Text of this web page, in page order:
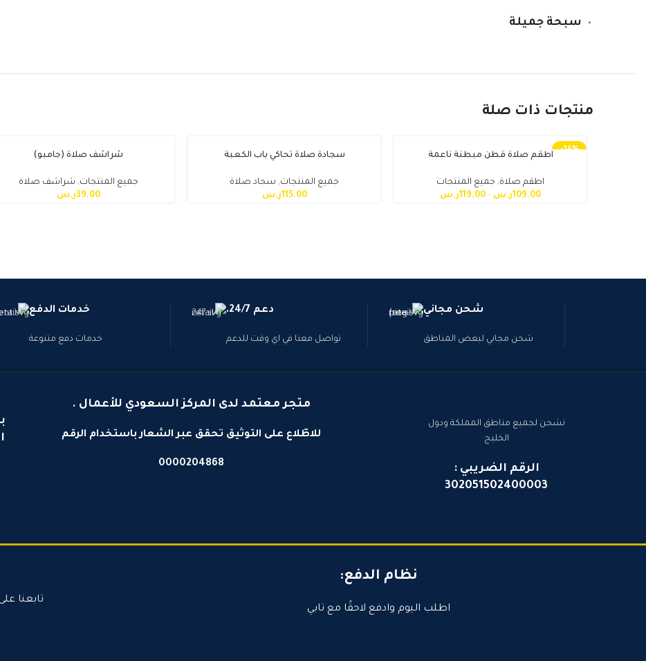
سبحة جميلة
منتجات ذات صلة
-16%
اطقم صلاة قطن مبطنة ناعمة
اطقم صلاة, جميع المنتجات
109.00ر.س –
119.00ر.س
سجادة صلاة تحاكي باب الكعبة
جميع المنتجات, سجاد صلاة
115.00ر.س
شراشف صلاة (جامبو)
جميع المنتجات, شراشف صلاة
39.00ر.س
شحن مجاني
شحن مجاني لبعض المناطق
دعم 24/7.
تواصل معنا في اي وقت للدعم
خدمات الدفع
خدمات دفع متنوعة
نشحن لجميع مناطق المملكة ودول
الخليج
الرقم الضريبي :
302051502400003
متجر معتمد لدى المركز السعودي للأعمال .
للاطّلاع على التوثيق تحقق عبر الشعار باستخدام الرقم
0000204868
نظام الدفع:
اطلب اليوم وادفع لاحقًا مع تابي
تابعنا